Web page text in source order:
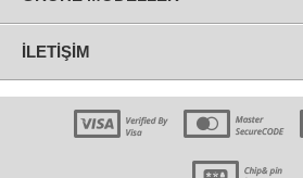
İLETIŞIM